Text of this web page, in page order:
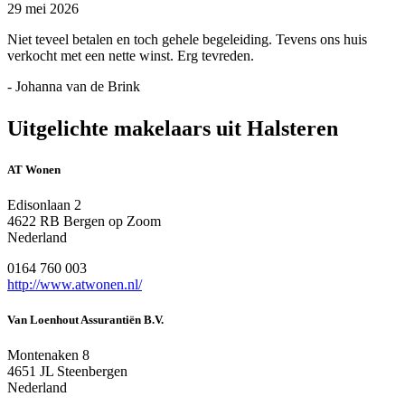
29 mei 2026
Niet teveel betalen en toch gehele begeleiding. Tevens ons huis
verkocht met een nette winst. Erg tevreden.
- Johanna van de Brink
Uitgelichte makelaars uit Halsteren
AT Wonen
Edisonlaan 2
4622 RB Bergen op Zoom
Nederland
0164 760 003
http://www.atwonen.nl/
Van Loenhout Assurantiën B.V.
Montenaken 8
4651 JL Steenbergen
Nederland